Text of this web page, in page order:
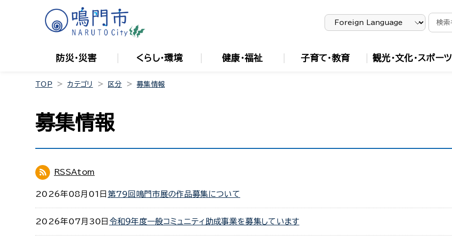
防災・災害 くらし・環境 健康・福祉 子育て・教育 観光・文化・スポーツ
TOP カテゴリ 区分 募集情報
募集情報
RSSAtom
2026年08月01日 第79回鳴門市展の作品募集について
2026年07月30日 令和９年度一般コミュニティ助成事業を募集しています